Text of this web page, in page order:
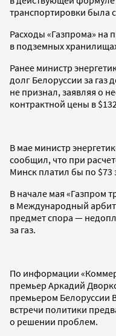
транспортировки была
Расходы «Газпрома» на
в подземных
Ранее министр
долг Белоруссии за газ
не признал, заявляя о
контрактной цены в
В мае министр
сообщил, что при
Минск платил бы по $73
В начале мая «Газпром
в Международный
предмет спора —
за газ.
По информации
премьер Аркадий
премьером Белоруссии
встречи политики
о решении проблем.